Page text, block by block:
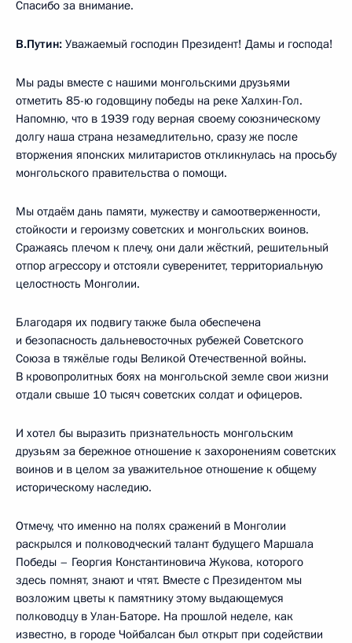
Спасибо за внимание.
В.Путин: Уважаемый господин Президент! Дамы и господа!
Мы рады вместе с нашими монгольскими друзьями
отметить 85-ю годовщину победы на реке Халхин-Гол.
Напомню, что в 1939 году верная своему союзническому
долгу наша страна незамедлительно, сразу же после
вторжения японских милитаристов откликнулась на просьбу
монгольского правительства о помощи.
Мы отдаём дань памяти, мужеству и самоотверженности,
стойкости и героизму советских и монгольских воинов.
Сражаясь плечом к плечу, они дали жёсткий, решительный
отпор агрессору и отстояли суверенитет, территориальную
целостность Монголии.
Благодаря их подвигу также была обеспечена
и безопасность дальневосточных рубежей Советского
Союза в тяжёлые годы Великой Отечественной войны.
В кровопролитных боях на монгольской земле свои жизни
отдали свыше 10 тысяч советских солдат и офицеров.
И хотел бы выразить признательность монгольским
друзьям за бережное отношение к захоронениям советских
воинов и в целом за уважительное отношение к общему
историческому наследию.
Отмечу, что именно на полях сражений в Монголии
раскрылся и полководческий талант будущего Маршала
Победы – Георгия Константиновича Жукова, которого
здесь помнят, знают и чтят. Вместе с Президентом мы
возложим цветы к памятнику этому выдающемуся
полководцу в Улан-Баторе. На прошлой неделе, как
известно, в городе Чойбалсан был открыт при содействии